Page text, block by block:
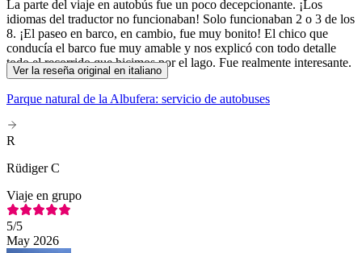
La parte del viaje en autobús fue un poco decepcionante. ¡Los
idiomas del traductor no funcionaban! Solo funcionaban 2 o 3 de los
8. ¡El paseo en barco, en cambio, fue muy bonito! El chico que
conducía el barco fue muy amable y nos explicó con todo detalle
todo el recorrido que hicimos por el lago. Fue realmente interesante.
Ver la reseña original en italiano
Parque natural de la Albufera: servicio de autobuses
R
Rüdiger C
Viaje en grupo
5/5
May 2026